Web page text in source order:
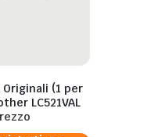
(1 per
Brother LC521VAL